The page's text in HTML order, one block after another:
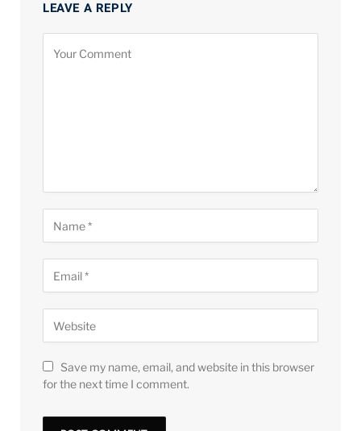
LEAVE A REPLY
Save my name, email, and website in this browser
for the next time I comment.